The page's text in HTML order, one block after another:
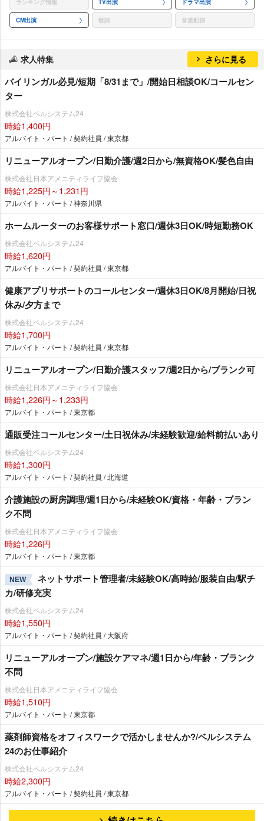
ランキング情報 TV出演 ドラマ出演
CM出演 歌詞 音楽配信
求人特集 さらに見る
バイリンガル必見/短期「8/31まで」/開始日相談OK/コールセン
ター
株式会社ベルシステム24
時給1,400円
アルバイト・パート / 契約社員 / 東京都
リニューアルオープン/日勤介護/週2日から/無資格OK/髪色自由
株式会社日本アメニティライフ協会
時給1,225円～1,231円
アルバイト・パート / 神奈川県
ホームルーターのお客様サポート窓口/週休3日OK/時短勤務OK
株式会社ベルシステム24
時給1,620円
アルバイト・パート / 契約社員 / 東京都
健康アプリサポートのコールセンター/週休3日OK/8月開始/日祝
休み/夕方まで
株式会社ベルシステム24
時給1,700円
アルバイト・パート / 契約社員 / 東京都
リニューアルオープン/日勤介護スタッフ/週2日から/ブランク可
株式会社日本アメニティライフ協会
時給1,226円～1,233円
アルバイト・パート / 東京都
通販受注コールセンター/土日祝休み/未経験歓迎/給料前払いあり
株式会社ベルシステム24
時給1,300円
アルバイト・パート / 契約社員 / 北海道
介護施設の厨房調理/週1日から/未経験OK/資格・年齢・ブラン
ク不問
株式会社日本アメニティライフ協会
時給1,226円
アルバイト・パート / 東京都
NEW
ネットサポート管理者/未経験OK/高時給/服装自由/駅チ
カ/研修充実
株式会社ベルシステム24
時給1,550円
アルバイト・パート / 契約社員 / 大阪府
リニューアルオープン/施設ケアマネ/週1日から/年齢・ブランク
不問
株式会社日本アメニティライフ協会
時給1,510円
アルバイト・パート / 東京都
薬剤師資格をオフィスワークで活かしませんか?/ベルシステム
24のお仕事紹介
株式会社ベルシステム24
時給2,300円
アルバイト・パート / 契約社員 / 東京都